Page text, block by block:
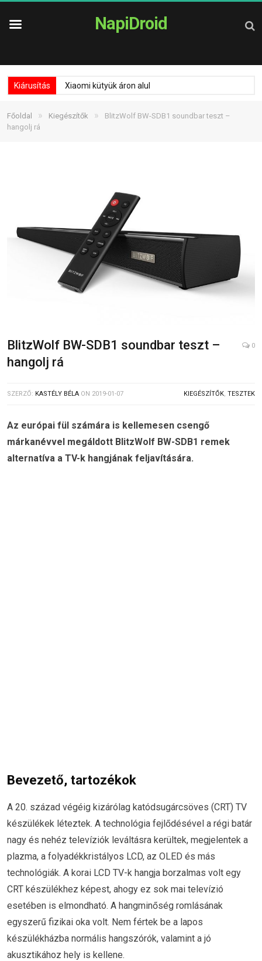
NapiDroid
Kiárusítás Xiaomi kütyük áron alul
Főoldal » Kiegészítők »
BlitzWolf BW-SDB1 soundbar teszt –
hangolj rá
BlitzWolf BW-SDB1 soundbar teszt –
hangolj rá
0
SZERZŐ: KASTÉLY BÉLA ON 2019-01-07 KIEGÉSZÍTŐK, TESZTEK
Az európai fül számára is kellemesen csengő
márkanévvel megáldott BlitzWolf BW-SDB1 remek
alternatíva a TV-k hangjának feljavítására.
Bevezető, tartozékok
A 20. század végéig kizárólag katódsugárcsöves (CRT) TV
készülékek léteztek. A technológia fejlődésével a régi batár
nagy és nehéz televíziók leváltásra kerültek, megjelentek a
plazma, a folyadékkristályos LCD, az OLED és más
technológiák. A korai LCD TV-k hangja borzalmas volt egy
CRT készülékhez képest, ahogy ez sok mai televízió
esetében is elmondható. A hangminőség romlásának
egyszerű fizikai oka volt. Nem fértek be a lapos
készülékházba normális hangszórók, valamint a jó
akusztikához hely is kellene.